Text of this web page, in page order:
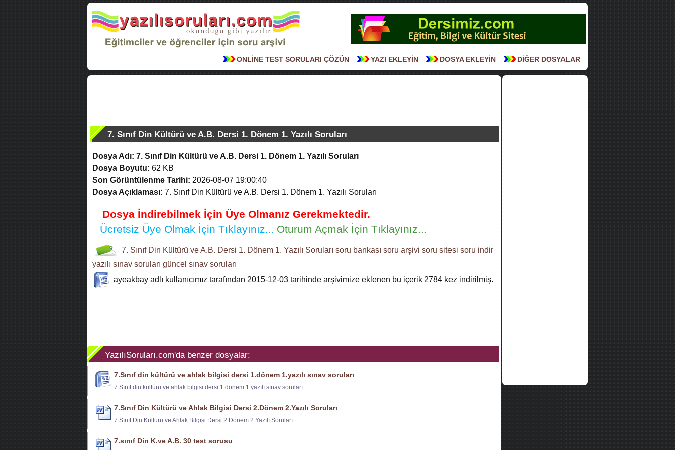
DİĞER DOSYALAR
DOSYA EKLEYİN
YAZI EKLEYİN
ONLİNE TEST SORULARI ÇÖZÜN
7. Sınıf Din Kültürü ve A.B. Dersi 1. Dönem 1. Yazılı Soruları
Dosya Adı: 7. Sınıf Din Kültürü ve A.B. Dersi 1. Dönem 1. Yazılı Soruları
Dosya Boyutu: 62 KB
Son Görüntülenme Tarihi: 2026-08-07 19:00:40
Dosya Açıklaması: 7. Sınıf Din Kültürü ve A.B. Dersi 1. Dönem 1. Yazılı Soruları
Dosya İndirebilmek İçin Üye Olmanız Gerekmektedir.
Ücretsiz Üye Olmak İçin Tıklayınız... Oturum Açmak İçin Tıklayınız...
7. Sınıf Din Kültürü ve A.B. Dersi 1. Dönem 1. Yazılı Soruları soru bankası soru arşivi soru sitesi soru indir
yazılı sınav soruları güncel sınav soruları
ayeakbay adlı kullanıcımız tarafından 2015-12-03 tarihinde arşivimize eklenen bu içerik 2784 kez indirilmiş.
YazılıSoruları.com'da benzer dosyalar:
7.Sınıf din kültürü ve ahlak bilgisi dersi 1.dönem 1.yazılı sınav soruları
7.Sınıf din kültürü ve ahlak bilgisi dersi 1.dönem 1.yazılı sınav soruları
7.Sınıf Din Kültürü ve Ahlak Bilgisi Dersi 2.Dönem 2.Yazılı Soruları
7.Sınıf Din Kültürü ve Ahlak Bilgisi Dersi 2.Dönem 2.Yazılı Soruları
7.sınıf Din K.ve A.B. 30 test sorusu